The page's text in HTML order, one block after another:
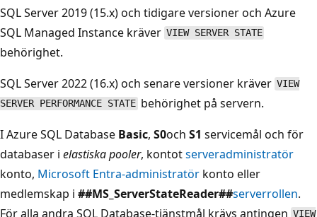
SQL Server 2019 (15.x) och tidigare versioner och Azure
SQL Managed Instance kräver VIEW SERVER STATE
behörighet.
SQL Server 2022 (16.x) och senare versioner kräver VIEW
SERVER PERFORMANCE STATE behörighet på servern.
I Azure SQL Database Basic, S0och S1 servicemål och för
databaser i elastiska pooler, kontotserveradministratör
konto, Microsoft Entra-administratör konto eller
medlemskap i ##MS_ServerStateReader##serverrollen.
För alla andra SQL Database-tjänstmål krävs antingen VIEW